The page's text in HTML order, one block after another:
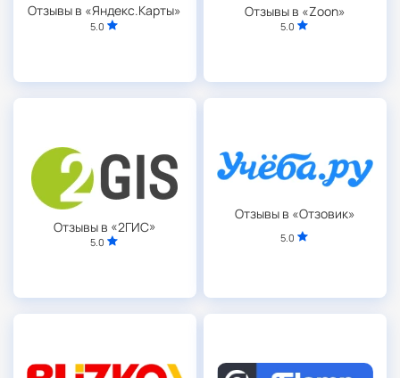
Отзывы в «Яндекс.Карты»
5.0
Отзывы в «Zoon»
5.0
Отзывы в «2ГИС»
5.0
Отзывы в «Отзовик»
5.0